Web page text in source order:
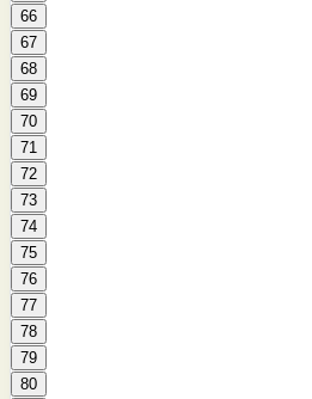
66
67
68
69
70
71
72
73
74
75
76
77
78
79
80